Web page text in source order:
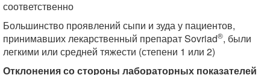
соответственно
Большинство проявлений сыпи и зуда у пациентов,
принимавших лекарственный препарат Sovriad®, были
легкими или средней тяжести (степени 1 или 2)
Отклонения со стороны лабораторных показателей